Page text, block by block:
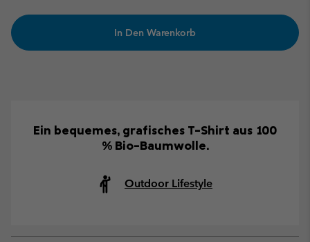
In Den Warenkorb
Ein bequemes, grafisches T-Shirt aus 100
% Bio-Baumwolle.
Outdoor Lifestyle